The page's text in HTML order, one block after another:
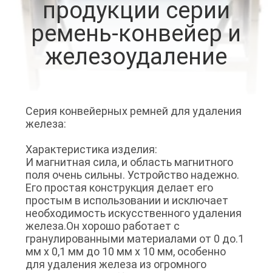
КАЧЕСТВА
СВЯЖИТЕСЬ
НОВОСТИ
ЗНАНИЯ
СЛУЧАИ
КАРТА
САЙТА
продукции серии
ремень-конвейер и
железоудаление
Серия конвейерных ремней для удаления
железа:
Характеристика изделия:
И магнитная сила, и область магнитного
поля очень сильны. Устройство надежно.
Его простая конструкция делает его
простым в использовании и исключает
необходимость искусственного удаления
железа.Он хорошо работает с
гранулированными материалами от 0 до.1
мм х 0,1 мм до 10 мм х 10 мм, особенно
для удаления железа из огромного